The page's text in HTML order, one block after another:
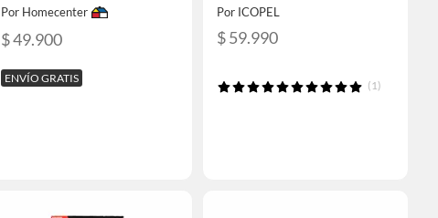
Por Homecenter
$ 49.900
ENVÍO GRATIS
Por ICOPEL
$ 59.990
(1)